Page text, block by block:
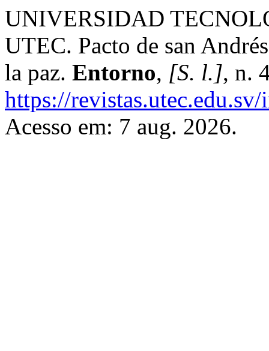
UNIVERSIDAD
UTEC. Pacto de san
la paz. Entorno, [S. l.], n.
https://
Acesso em: 7 aug. 2026.